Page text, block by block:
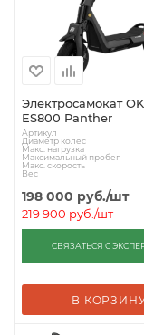
Электросамокат
ES800 Panther
Артикул
Диаметр колес
Макс. нагрузка
Максимальный пробег
Макс. скорость
Вес
198 000 руб./шт
219 900руб./шт
СВЯЗАТЬСЯ С
В